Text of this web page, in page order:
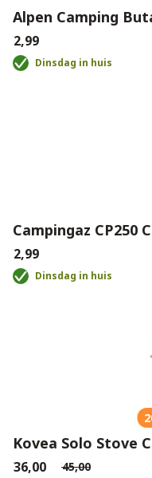
Alpen Camping
€2,99
Dinsdag in huis
Campingaz CP250
€2,99
Dinsdag in huis
Kovea Solo Stove
€36,00 €45,00